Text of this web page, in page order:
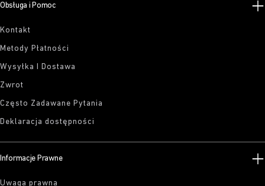
Obsługa i Pomoc
Kontakt
Metody Płatności
Wysyłka I Dostawa
Zwrot
Często Zadawane Pytania
Deklaracja dostępności
Informacje Prawne
Uwaga prawna